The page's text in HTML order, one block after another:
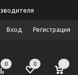
Вход Регистрация
0 0